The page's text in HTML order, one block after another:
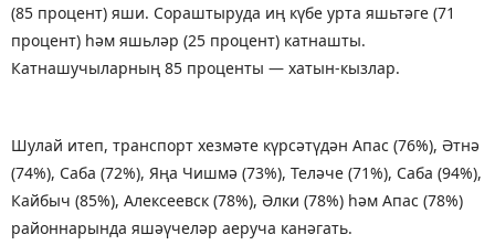
(85 процент) яши. Сораштыруда иң күбе урта яшьтәге (71
процент) һәм яшьләр (25 процент) катнашты.
Катнашучыларның 85 проценты — хатын-кызлар.
Шулай итеп, транспорт хезмәте күрсәтүдән Апас (76%), Әтнә
(74%), Саба (72%), Яңа Чишмә (73%), Теләче (71%), Саба (94%),
Кайбыч (85%), Алексеевск (78%), Әлки (78%) һәм Апас (78%)
районнарында яшәүчеләр аеруча канәгать.